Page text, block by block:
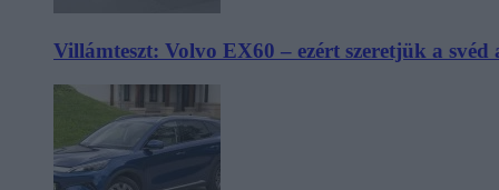
Villámteszt: Volvo EX60 – ezért szeretjük a svéd